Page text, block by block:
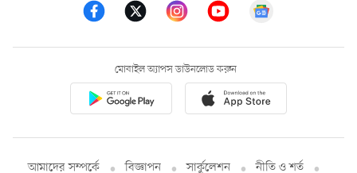
মোবাইল অ্যাপস ডাউনলোড করুন
আমাদের সম্পর্কে বিজ্ঞাপন সার্কুলেশন নীতি ও শর্ত